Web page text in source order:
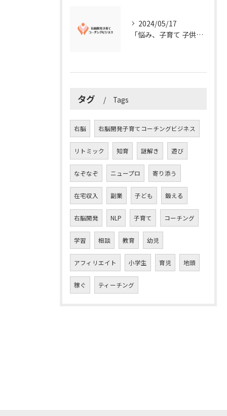
2024/05/17
「悩み、子育て 子供の発達」を解決する右脳開発子育てコーチングビジネス業界の魅力とは？
タグ Tags
右脳 右脳開発子育てコーチングビジネス
リトミック 知育 謎解き 遊び
なぞなぞ ニュープロ 寄り添う
在宅収入 副業 子ども 鍛える
右脳開発 NLP 子育て コーチング
学習 相談 教育 幼児
アフィリエイト 小学生 育児 地頭
稼ぐ ティーチング